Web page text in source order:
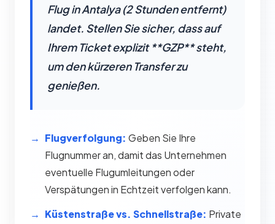
Flug in Antalya (2 Stunden entfernt)
landet. Stellen Sie sicher, dass auf
Ihrem Ticket explizit **GZP** steht,
um den kürzeren Transfer zu
genießen.
Flugverfolgung: Geben Sie Ihre
Flugnummer an, damit das Unternehmen
eventuelle Flugumleitungen oder
Verspätungen in Echtzeit verfolgen kann.
Küstenstraße vs. Schnellstraße: Private